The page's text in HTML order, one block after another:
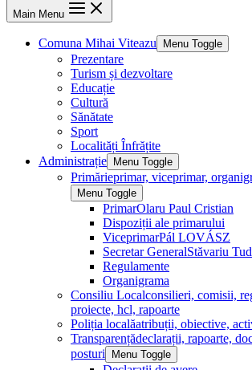
Main Menu
Comuna Mihai Viteazu Menu Toggle
Prezentare
Turism și dezvoltare
Educație
Cultură
Sănătate
Sport
Localități Înfrățite
Administrație
Menu Toggle
Primărieprimar, viceprimar,
Menu Toggle
PrimarOlaru Paul Cristian
Dispoziții ale primarului
ViceprimarPál LOVÁSZ
Secretar GeneralStăvariu
Regulamente
Organigrama
Consiliu Localconsilieri, comisii,
proiecte, hcl, rapoarte
Poliția localăatribuții, obiective,
Transparențădeclarații, rapoarte,
posturi
Menu Toggle